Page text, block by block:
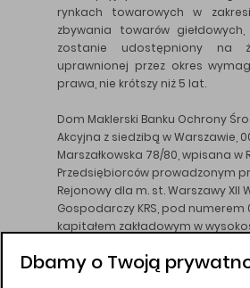
rynkach towarowych w
zbywania towarów
zostanie udostępniony na
uprawnionej przez okres
prawa, nie krótszy niż 5 lat.
Dom Maklerski Banku Ochrony
Akcyjna z siedzibą w Warszawie,
Marszałkowska 78/80, wpisana w
Przedsiębiorców prowadzonym
Rejonowy dla m. st. Warszawy XII
Gospodarczy KRS, pod numerem
kapitałem zakładowym w
DM BOŚ działa na podstawie
Dbamy o Twoją